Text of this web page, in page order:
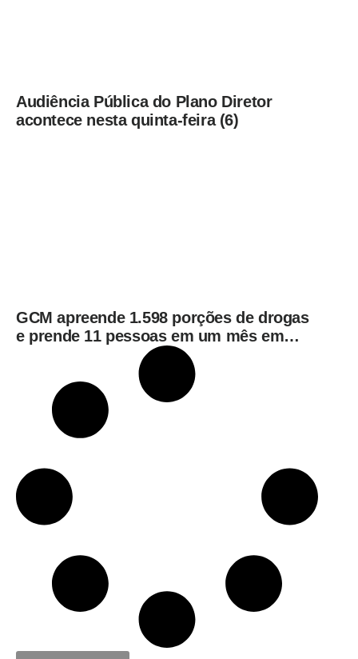
Audiência Pública do Plano Diretor
acontece nesta quinta-feira (6)
GCM apreende 1.598 porções de drogas
e prende 11 pessoas em um mês em